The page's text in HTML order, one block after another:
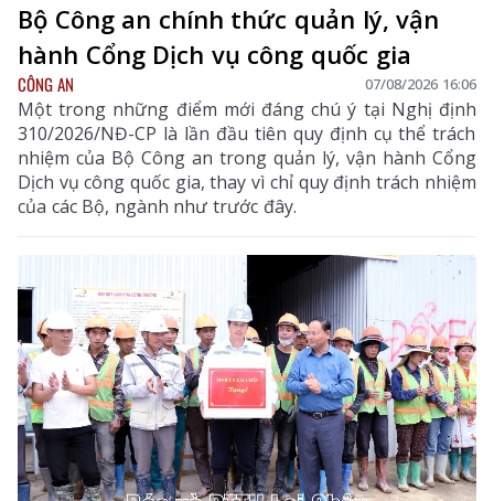
Bộ Công an chính thức quản lý, vận
hành Cổng Dịch vụ công quốc gia
CÔNG AN 07/08/2026 16:06
Một trong những điểm mới đáng chú ý tại Nghị định
310/2026/NĐ-CP là lần đầu tiên quy định cụ thể trách
nhiệm của Bộ Công an trong quản lý, vận hành Cổng
Dịch vụ công quốc gia, thay vì chỉ quy định trách nhiệm
của các Bộ, ngành như trước đây.